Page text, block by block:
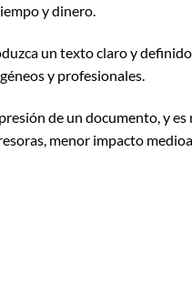
y dinero.
un texto claro y
y profesionales.
de un documento, y
menor impacto